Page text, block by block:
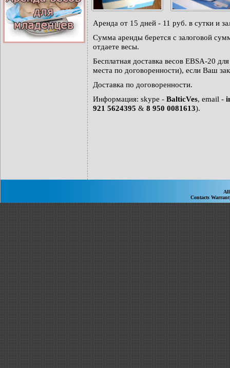
Аренда от 15 дней - 11 руб. в сутки и
Сумма аренды берется с залоговой
отдаете весы.
Бесплатная доставка весов EBSA-20
места по договоренности), если Ваш
Доставка по договоренности.
Информация: skype - BalticVes, email -
921 5624395 & 8 950 0081613).
Contacts